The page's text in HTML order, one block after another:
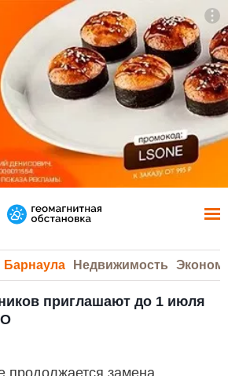
Барнаула Недвижимость
приглашают до 1 июля
продолжается замена